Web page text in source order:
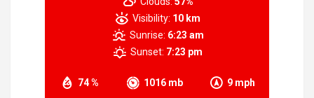
74 % 1016 mb 9 mph
Visibility: 10 km
Sunrise: 6:23 am
Sunset: 7:23 pm